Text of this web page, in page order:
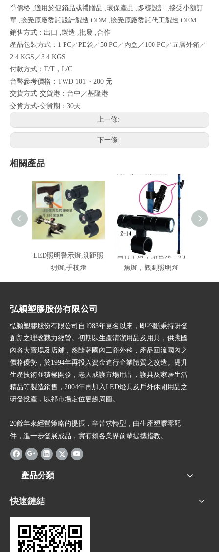
爭價格 ,適用於促銷品或禮贈品 ,環保產品 ,多樣設計 ,接受小額訂
單 ,接受原廠委託設計製造 ODM ,接受原廠委託代工製造 OEM
銷售方式：出口 ,製造 ,批發 ,合作
產品包裝方式：1 PC／PE袋／50 PC／內盒／100 PC／五層外箱／
2.4 KGS／3.4 KGS
付款方式：T/T，L/C
台幣參考價格：TWD 101 ~ 200 元
交貨方式-交貨港：台中／基隆港
交貨方式-交貨期：30天
上一條:
下一條:
相關產品
LED照明警示燈,測距照
明燈,手杖燈
自行車燈，露營燈，釣
魚燈，觀測照明燈
弘穎塑膠股份有限公司
弘穎塑膠股份有限公司自1983年更名以來，即不斷秉持研發
創新之理念戮力經營。初期以生產清潔用品及用具，供應國
內各大賣場及店舖，然隨著國內工商外移，產品回流國內之
價格優勢，於1994年再投入資金進行企業體質之改造。提升
生產技術並積極開發，老人戒護市場用品，護具及家居生活
精品等製造銷售，2004年再加入LED燈具及戶外休閒用品之
研發投產，以祁市場定位更趨周圓。
20餘年來經營策略的提振，辛苦求轉型，由生產塑膠零配
件，進一步發展成品，實有賴各業界前輩提攜指教。
產品分類
快速鏈結